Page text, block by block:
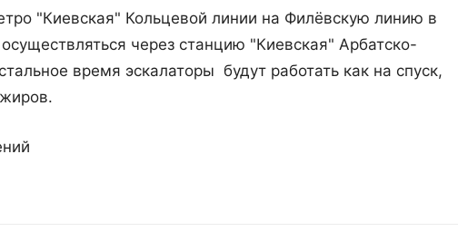
"Киевская" Кольцевой линии на Филёвскую линию в
через станцию "Киевская" Арбатско-
время эскалаторы будут работать как на спуск,